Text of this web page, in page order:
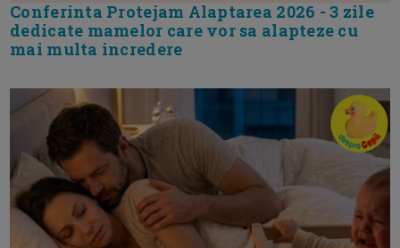
Conferinta Protejam Alaptarea 2026 - 3 zile
dedicate mamelor care vor sa alapteze cu
mai multa incredere